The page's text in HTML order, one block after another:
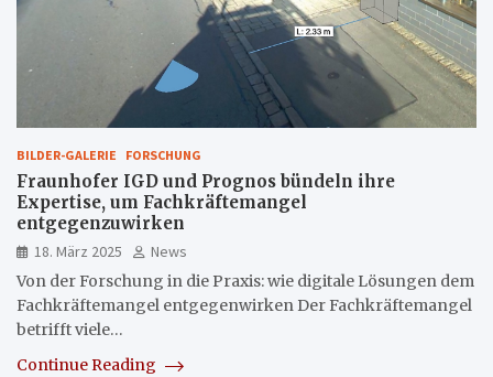
BILDER-GALERIE FORSCHUNG
Fraunhofer IGD und Prognos bündeln ihre
Expertise, um Fachkräftemangel
entgegenzuwirken
18. März 2025
News
Von der Forschung in die Praxis: wie digitale Lösungen dem
Fachkräftemangel entgegenwirken Der Fachkräftemangel
betrifft viele…
Continue Reading